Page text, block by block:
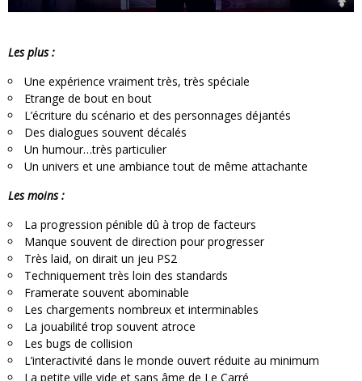
Les plus :
Une expérience vraiment très, très spéciale
Etrange de bout en bout
L’écriture du scénario et des personnages déjantés
Des dialogues souvent décalés
Un humour…très particulier
Un univers et une ambiance tout de même attachante
Les moins :
La progression pénible dû à trop de facteurs
Manque souvent de direction pour progresser
Très laid, on dirait un jeu PS2
Techniquement très loin des standards
Framerate souvent abominable
Les chargements nombreux et interminables
La jouabilité trop souvent atroce
Les bugs de collision
L’interactivité dans le monde ouvert réduite au minimum
La petite ville vide et sans âme de Le Carré